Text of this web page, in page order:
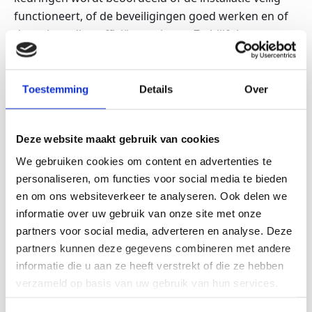
Toestemming Details Over
Deze website maakt gebruik van cookies
We gebruiken cookies om content en advertenties te
personaliseren, om functies voor social media te bieden
en om ons websiteverkeer te analyseren. Ook delen we
informatie over uw gebruik van onze site met onze
partners voor social media, adverteren en analyse. Deze
partners kunnen deze gegevens combineren met andere
informatie die u aan ze heeft verstrekt of die ze hebben
verzameld op basis van uw gebruik van hun services.
functioneert, of de beveiligingen goed werken en of
de verbranding efficiënt verloopt. Zo blijft het
systeem niet alleen veilig, maar voldoet het ook aan
Scharff Techniek is SCIOS Scope 3 gecertificeerd
Daarnaast adviseren wij over aanvullende
maatregelen die bijdragen aan veiligheid en
bedrijfszekerheid. Zo is het mogelijk om één of
meerdere medewerkers op te leiden tot
Vakbekwaam Persoon Stoominstallaties (VHS) bij het
Stoomplatform, zodat er binnen uw organisatie altijd
basiskennis aanwezig is over het veilig bedienen en
bewaken van de stoominstallatie.